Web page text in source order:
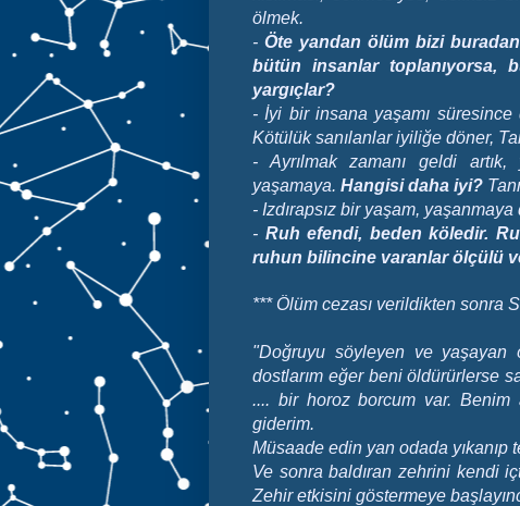
ölmek.
- Öte yandan ölüm bizi
bütün insanlar toplanıyorsa,
yargıçlar?
- İyi bir insana yaşamı
Kötülük sanılanlar iyiliğe döner,
- Ayrılmak zamanı geldi
yaşamaya. Hangisi daha iyi?
- Izdırapsız bir yaşam, yaşanmaya
- Ruh efendi, beden köledir.
ruhun bilincine varanlar ölçülü
*** Ölüm cezası verildikten sonra
"Doğruyu söyleyen ve
dostlarım eğer beni öldürürlerse
.... bir horoz borcum var. Benim
giderim.
Müsaade edin yan odada yıkanıp
Ve sonra baldıran zehrini kendi
Zehir etkisini göstermeye